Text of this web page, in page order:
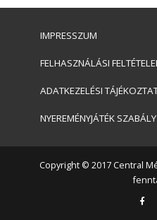
IMPRESSZUM
FELHASZNÁLÁSI
ADATKEZELÉSI
NYEREMÉNYJÁTÉK
Copyright © 2017 Central